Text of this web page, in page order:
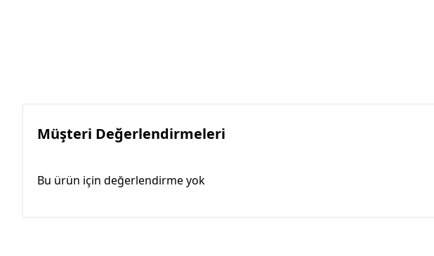
Müşteri Değerlendirmeleri
Bu ürün için değerlendirme yok